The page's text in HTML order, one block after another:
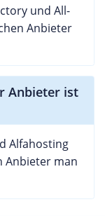
und All-
Anbieter
Anbieter ist
Alfahosting
Anbieter man